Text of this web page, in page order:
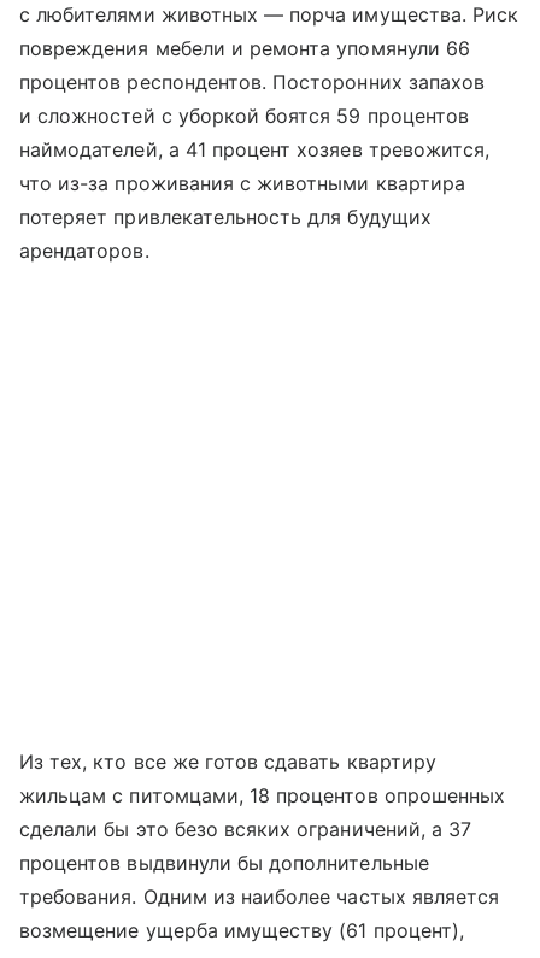
с любителями животных — порча имущества. Риск
повреждения мебели и ремонта упомянули 66
процентов респондентов. Посторонних запахов
и сложностей с уборкой боятся 59 процентов
наймодателей, а 41 процент хозяев тревожится,
что из-за проживания с животными квартира
потеряет привлекательность для будущих
арендаторов.
Из тех, кто все же готов сдавать квартиру
жильцам с питомцами, 18 процентов опрошенных
сделали бы это безо всяких ограничений, а 37
процентов выдвинули бы дополнительные
требования. Одним из наиболее частых является
возмещение ущерба имуществу (61 процент),